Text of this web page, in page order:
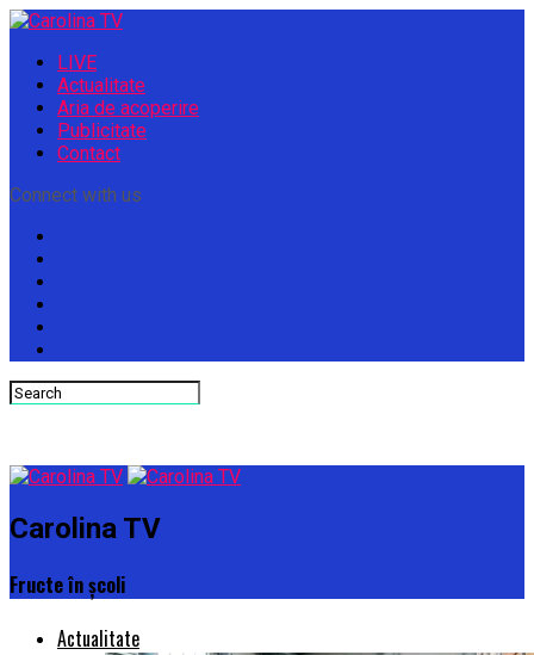
LIVE
Actualitate
Aria de acoperire
Publicitate
Contact
Connect with us
Carolina TV
Fructe în școli
Actualitate